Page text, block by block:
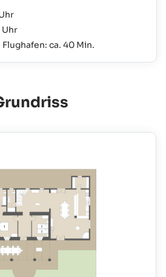
Uhr
ca. 40 Min.